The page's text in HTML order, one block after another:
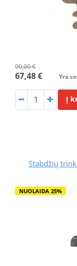
90,00 €
67,48 € Yra
Į
Stabdžių
NUOLAIDA 25%